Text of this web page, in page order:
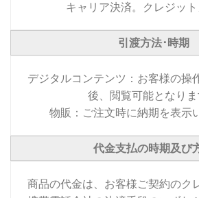
キャリア決済。クレジット
引渡方法･時期
デジタルコンテンツ：お客様の操
後、閲覧可能となりま
物販：ご注文時に納期を表示
代金支払の時期及び
商品の代金は、お客様ご契約のク